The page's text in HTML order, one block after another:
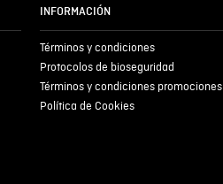
INFORMACIÓN
Términos y condiciones
Protocolos de bioseguridad
Términos y condiciones promociones
Política de Cookies